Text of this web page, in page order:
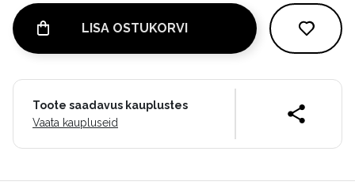
LISA OSTUKORVI
Toote saadavus kauplustes
Vaata kaupluseid